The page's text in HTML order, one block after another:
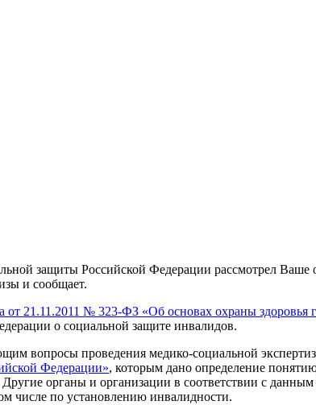
защиты Российской Федерации рассмотрел
и сообщает.
от 21.11.2011 № 323-ФЗ «Об основах охраны здоровья
о социальной защите инвалидов.
вопросы проведения медико-социальной
Федерации», которым дано определение
органы и организации в соответствии с
числе по установлению инвалидности.